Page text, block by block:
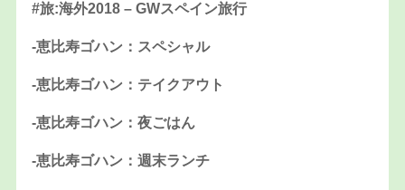
#旅:海外2018 – GWスペイン旅行
-恵比寿ゴハン：スペシャル
-恵比寿ゴハン：テイクアウト
-恵比寿ゴハン：夜ごはん
-恵比寿ゴハン：週末ランチ